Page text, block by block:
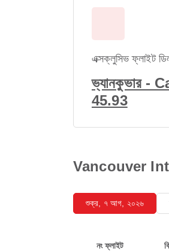
এক্সক্লুসিভ ফ্লাইট
ভ্যানকুভার -
45.93
Vancouver
শুক্র, ৭ আগ, ২০২৬
নং ফ্লাইট